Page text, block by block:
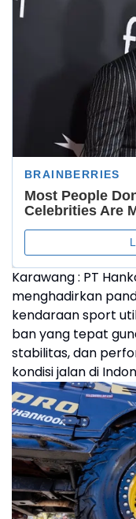
Karawang : PT
menghadirkan
kendaraan sport
ban yang tepat
stabilitas, dan
kondisi jalan di